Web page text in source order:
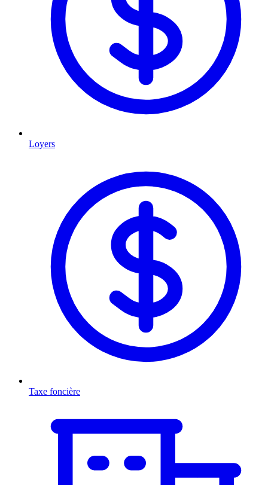
Loyers
Taxe foncière